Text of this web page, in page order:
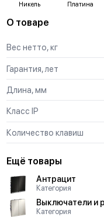
Никель Платина
О товаре
Вес нетто, кг
Гарантия, лет
Длина, мм
Класс IP
Количество клавиш
Ещё товары
Антрацит
Категория
Выключатели и
Категория